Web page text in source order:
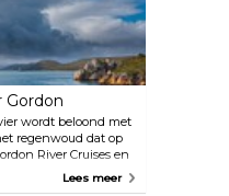
Gordon
wordt beloond met
regenwoud dat op
River Cruises en
je mee over deze
bij Sarah Island,
Lees meer